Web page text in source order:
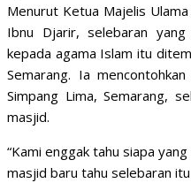
Menurut Ketua Majelis
Ibnu Djarir, selebaran
kepada agama Islam itu
Semarang. Ia
Simpang Lima, Semarang,
masjid.
“Kami enggak tahu siapa
masjid baru tahu selebaran